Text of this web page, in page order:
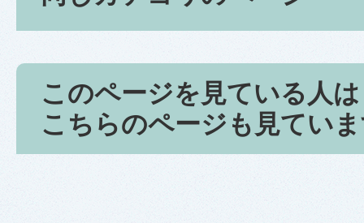
このページを見ている人は
こちらのページも見てい